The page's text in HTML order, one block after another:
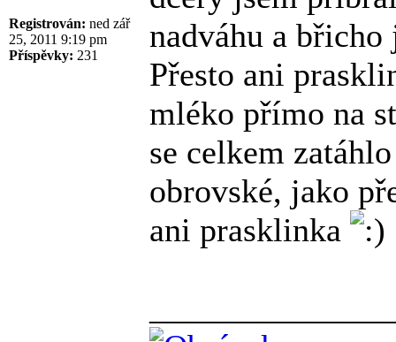
Registrován: ned zář
25, 2011 9:19 pm
Příspěvky: 231
nadváhu a
Přesto ani
mléko přímo na
se celkem
obrovské, jako
ani prasklinka